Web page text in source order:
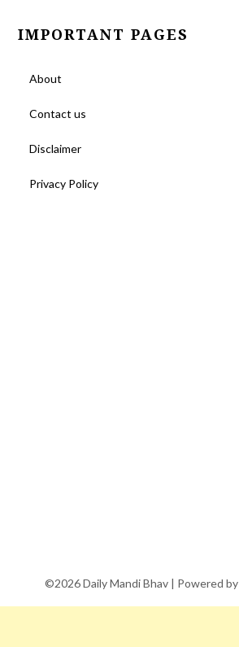
IMPORTANT PAGES
About
Contact us
Disclaimer
Privacy Policy
©2026 Daily Mandi Bhav | Powered by